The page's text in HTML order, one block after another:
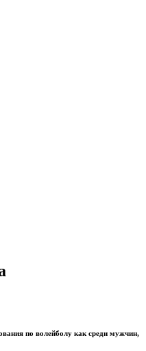
по волейболу как среди мужчин,